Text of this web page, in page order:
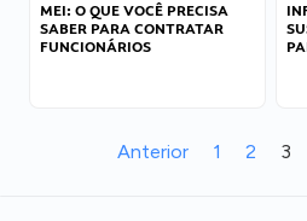
MEI: O QUE VOCÊ PRECISA
SABER PARA CONTRATAR
FUNCIONÁRIOS
Anterior 1 2 3